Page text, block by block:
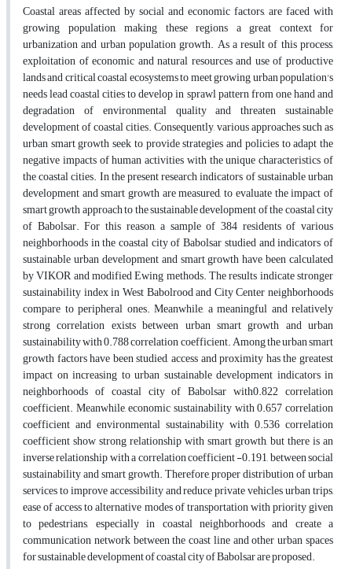
Coastal areas affected by social and economic factors, are faced with
growing population, making these regions a great context for
urbanization and urban population growth. As a result of this process,
exploitation of economic and natural resources and use of productive
lands and critical coastal ecosystems to meet growing urban population's
needs lead coastal cities to develop in sprawl pattern from one hand and
degradation of environmental quality and threaten sustainable
development of coastal cities. Consequently, various approaches such as
urban smart growth seek to provide strategies and policies to adapt the
negative impacts of human activities with the unique characteristics of
the coastal cities. In the present research indicators of sustainable urban
development and smart growth are measured, to evaluate the impact of
smart growth approach to the sustainable development of the coastal city
of Babolsar. For this reason, a sample of 384 residents of various
neighborhoods in the coastal city of Babolsar studied and indicators of
sustainable urban development and smart growth have been calculated
by VIKOR and modified Ewing methods. The results indicate stronger
sustainability index in West Babolrood and City Center neighborhoods
compare to peripheral ones. Meanwhile, a meaningful and relatively
strong correlation exists between urban smart growth and urban
sustainability with 0.788 correlation coefficient. Among the urban smart
growth factors have been studied, access and proximity has the greatest
impact on increasing to urban sustainable development indicators in
neighborhoods of coastal city of Babolsar with0.822 correlation
coefficient. Meanwhile, economic sustainability with 0.657 correlation
coefficient and environmental sustainability with 0.536 correlation
coefficient show strong relationship with smart growth, but there is an
inverse relationship with a correlation coefficient -0.191, between social
sustainability and smart growth. Therefore, proper distribution of urban
services to improve accessibility and reduce private vehicles urban trips,
ease of access to alternative modes of transportation with priority given
to pedestrians, especially in coastal neighborhoods and create a
communication network between the coast line and other urban spaces
for sustainable development of coastal city of Babolsar are proposed.